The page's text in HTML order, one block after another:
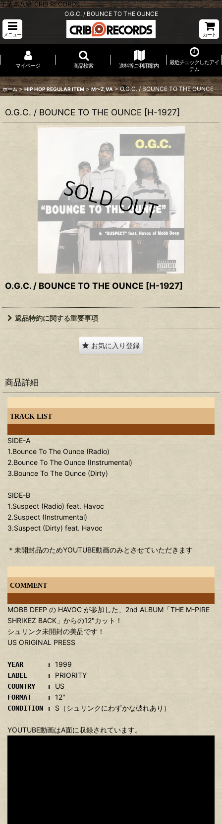
千葉本八幡 CRIB RECORDS
O.G.C. / BOUNCE TO THE OUNCE
メニュー カート
マイページ 商品検索 送料等ご利用案内
最近チェックしたアイ
テム
ホーム > HIP HOP REGULAR ITEM > M〜Z,VA > O.G.C. / BOUNCE TO THE OUNCE
O.G.C. / BOUNCE TO THE OUNCE [H-1927]
O.G.C. / BOUNCE TO THE OUNCE [H-1927]
返品特約に関する重要事項
お気に入り登録
商品詳細
TRACK LIST
SIDE-A
1.Bounce To The Ounce (Radio)
2.Bounce To The Ounce (Instrumental)
3.Bounce To The Ounce (Dirty)
SIDE-B
1.Suspect (Radio) feat. Havoc
2.Suspect (Instrumental)
3.Suspect (Dirty) feat. Havoc
＊未開封品のためYOUTUBE動画のみとさせていただきます
COMMENT
MOBB DEEP の HAVOC が参加した、2nd ALBUM「THE M-PIRE
SHRIKEZ BACK」からの12"カット！
シュリンク未開封の美品です！
US ORIGINAL PRESS
YEAR : 1999
LABEL : PRIORITY
COUNTRY : US
FORMAT : 12"
CONDITION : S（シュリンクにわずかな破れあり）
YOUTUBE動画はA面に収録されています。